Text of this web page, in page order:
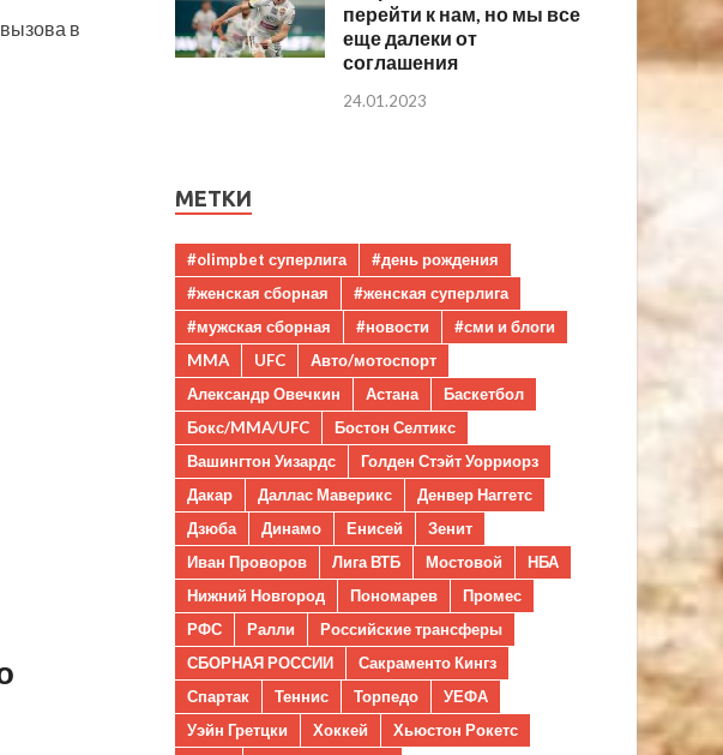
в
перейти к нам, но мы все
еще далеки от
соглашения
24.01.2023
МЕТКИ
#olimpbet суперлига
#день рождения
#женская сборная
#женская суперлига
#мужская сборная
#новости
#сми и блоги
MMA
UFC
Авто/мотоспорт
Александр Овечкин
Астана
Баскетбол
Бокс/MMA/UFC
Бостон Селтикс
Вашингтон Уизардс
Голден Стэйт Уорриорз
Дакар
Даллас Маверикс
Денвер Наггетс
Дзюба
Динамо Енисей
Зенит
Иван Проворов
Лига ВТБ Мостовой
НБА
Нижний Новгород
Пономарев
Промес
РФС
Ралли
Российские трансферы
СБОРНАЯ РОССИИ
Сакраменто Кингз
Спартак
Теннис Торпедо
УЕФА
Уэйн Гретцки
Хоккей
Хьюстон Рокетс